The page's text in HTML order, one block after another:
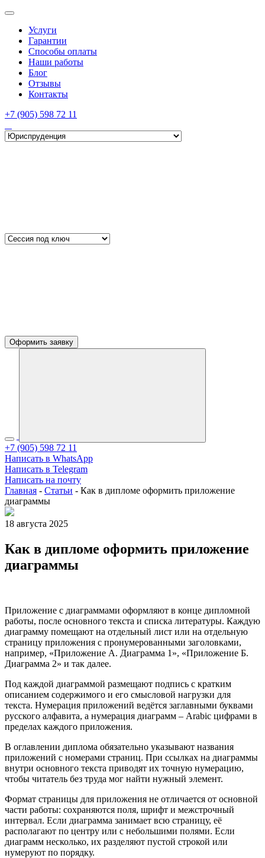
Услуги
Гарантии
Способы оплаты
Наши работы
Блог
Отзывы
Контакты
+7 (905) 598 72 11
Оформить заявку
+7 (905) 598 72 11
Написать в WhatsApp
Написать в Telegram
Написать на почту
Главная - Статьи - Как в дипломе оформить приложение
диаграммы
18 августа 2025
Как в дипломе оформить приложение
диаграммы
Приложение с диаграммами оформляют в конце дипломной
работы, после основного текста и списка литературы. Каждую
диаграмму помещают на отдельный лист или на отдельную
страницу приложения с пронумерованными заголовками,
например, «Приложение А. Диаграмма 1», «Приложение Б.
Диаграмма 2» и так далее.
Под каждой диаграммой размещают подпись с кратким
описанием содержимого и его смысловой нагрузки для
текста. Нумерация приложений ведётся заглавными буквами
русского алфавита, а нумерация диаграмм – Arabic цифрами в
пределах каждого приложения.
В оглавлении диплома обязательно указывают названия
приложений с номерами страниц. При ссылках на диаграммы
внутри основного текста приводят их точную нумерацию,
чтобы читатель без труда мог найти нужный элемент.
Формат страницы для приложения не отличается от основной
части работы: сохраняются поля, шрифт и межстрочный
интервал. Если диаграмма занимает всю страницу, её
располагают по центру или с небольшими полями. Если
диаграмм несколько, их разделяют пустой строкой или
нумеруют по порядку.